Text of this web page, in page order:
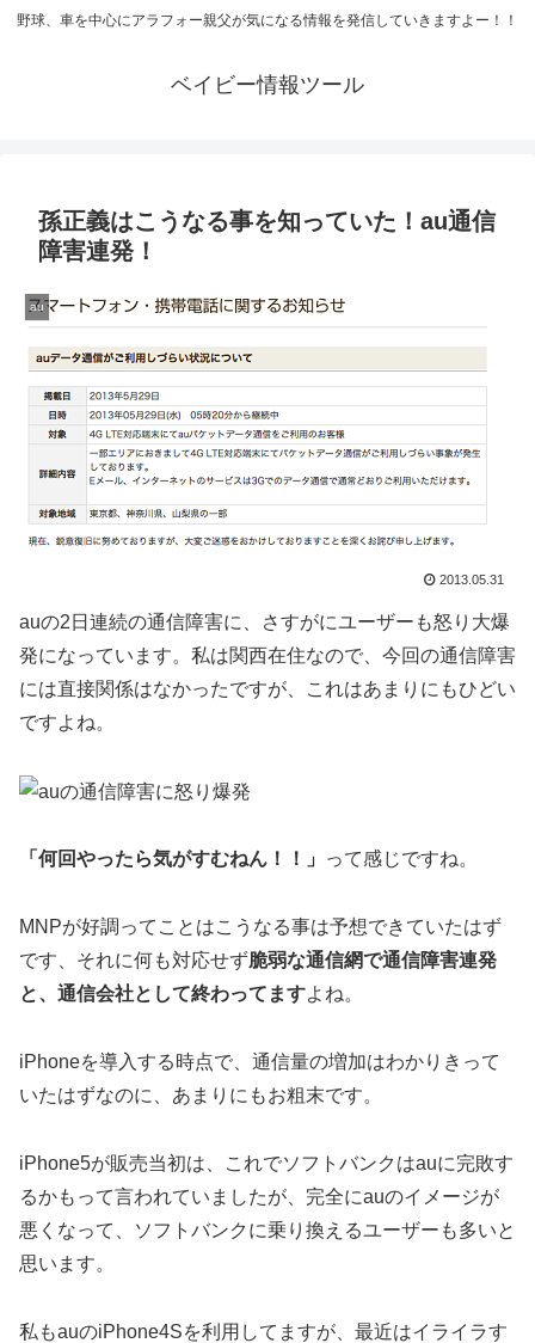
野球、車を中心にアラフォー親父が気になる情報を発信していきますよー！！
ベイビー情報ツール
孫正義はこうなる事を知っていた！au通信
障害連発！
au
2013.05.31
auの2日連続の通信障害に、さすがにユーザーも怒り大爆
発になっています。私は関西在住なので、今回の通信障害
には直接関係はなかったですが、これはあまりにもひどい
ですよね。
「何回やったら気がすむねん！！」 って感じですね。
MNPが好調ってことはこうなる事は予想できていたはず
です、それに何も対応せず脆弱な通信網で通信障害連発
と、通信会社として終わってますよね。
iPhoneを導入する時点で、通信量の増加はわかりきって
いたはずなのに、あまりにもお粗末です。
iPhone5が販売当初は、これでソフトバンクはauに完敗す
るかもって言われていましたが、完全にauのイメージが
悪くなって、ソフトバンクに乗り換えるユーザーも多いと
思います。
私もauのiPhone4Sを利用してますが、最近はイライラす